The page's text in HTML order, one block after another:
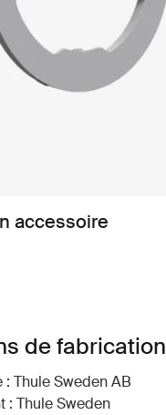
accessoire
de fabrication
Thule Sweden AB
: Thule Sweden